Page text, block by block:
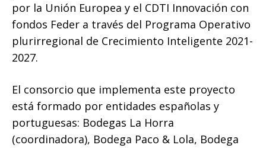
por la Unión Europea y el CDTI Innovación con
fondos Feder a través del Programa Operativo
plurirregional de Crecimiento Inteligente 2021-
2027.
El consorcio que implementa este proyecto
está formado por entidades españolas y
portuguesas: Bodegas La Horra
(coordinadora), Bodega Paco & Lola, Bodega